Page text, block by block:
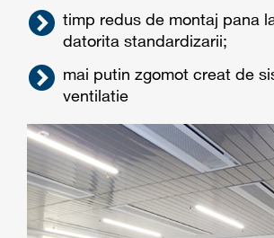
timp redus de montaj pana
datorita standardizarii;
mai putin zgomot creat de
ventilatie